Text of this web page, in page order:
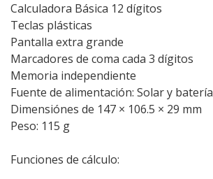
Calculadora Básica 12 dígitos
Teclas plásticas
Pantalla extra grande
Marcadores de coma cada 3 dígitos
Memoria independiente
Fuente de alimentación: Solar y batería
Dimensiónes de 147 × 106.5 × 29 mm
Peso: 115 g
Funciones de cálculo: